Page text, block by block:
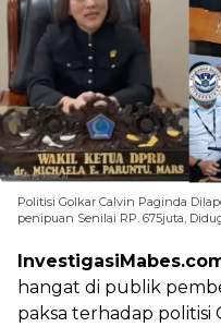
Politisi Golkar Calvin Paginda
penipuan Senilai RP. 675juta,
hangat di publik
paksa terhadap politisi